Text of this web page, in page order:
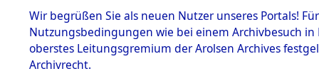
Wir begrüßen Sie als neuen Nutzer unseres Portals!
Nutzungsbedingungen wie bei einem Archivbesuch
oberstes Leitungsgremium der Arolsen Archives
Archivrecht.